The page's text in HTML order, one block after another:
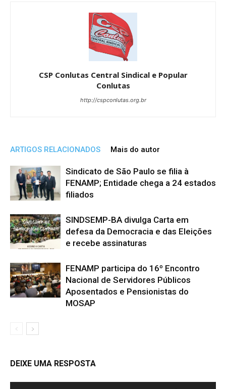
CSP Conlutas Central Sindical e Popular
Conlutas
http://cspconlutas.org.br
ARTIGOS RELACIONADOS Mais do autor
Sindicato de São Paulo se filia à
FENAMP; Entidade chega a 24 estados
filiados
SINDSEMP-BA divulga Carta em
defesa da Democracia e das Eleições
e recebe assinaturas
FENAMP participa do 16º Encontro
Nacional de Servidores Públicos
Aposentados e Pensionistas do
MOSAP
DEIXE UMA RESPOSTA